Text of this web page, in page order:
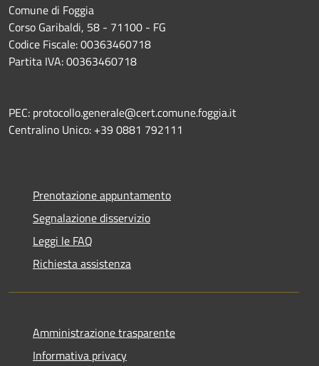
Comune di Foggia
Corso Garibaldi, 58 - 71100 - FG
Codice Fiscale: 00363460718
Partita IVA: 00363460718
PEC: protocollo.generale@cert.comune.foggia.it
Centralino Unico: +39 0881 792111
Prenotazione appuntamento
Segnalazione disservizio
Leggi le FAQ
Richiesta assistenza
Amministrazione trasparente
Informativa privacy